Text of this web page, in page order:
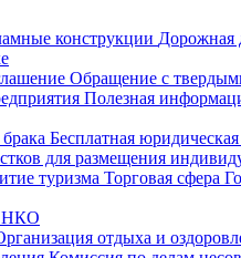
конструкции Дорожная
Обращение с
Полезная
Бесплатная
для размещения
туризма Торговая сфера
НКО
отдыха и